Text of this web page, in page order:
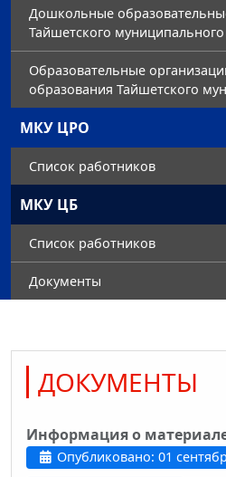
Дошкольные
Тайшетского муниципального
Образовательные
образования Тайшетского
МКУ ЦРО
Список работников
МКУ ЦБ
Список работников
Документы
ДОКУМЕНТЫ
Информация о
Опубликовано: 01